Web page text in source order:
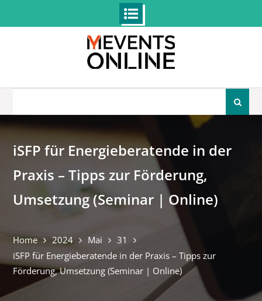
iSFP für Energieberatende in der
Praxis – Tipps zur Förderung,
Umsetzung (Seminar | Online)
Home 2024 Mai
31
iSFP für Energieberatende in der Praxis – Tipps zur
Förderung, Umsetzung (Seminar | Online)